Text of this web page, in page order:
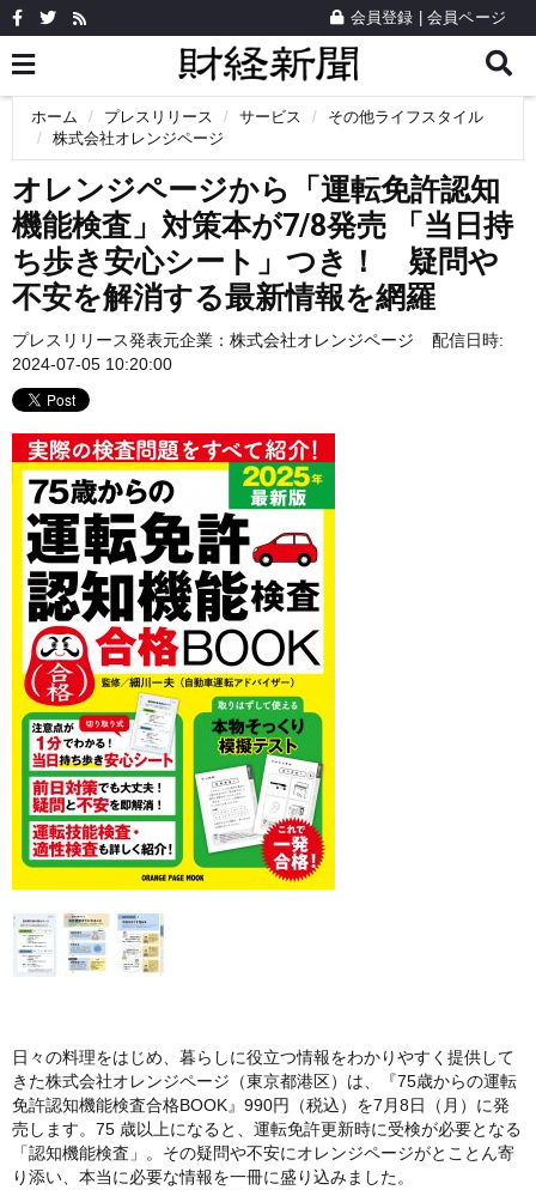
会員登録 会員ページ
ホーム プレスリリース サービス
その他ライフスタイル
株式会社オレンジページ
オレンジページから「運転免許認知
機能検査」対策本が7/8発売 「当日持
ち歩き安心シート」つき！ 疑問や
不安を解消する最新情報を網羅
プレスリリース発表元企業： 株式会社オレンジページ
配信日時:
2024-07-05 10:20:00
日々の料理をはじめ、暮らしに役立つ情報をわかりやすく提供して
きた株式会社オレンジページ（東京都港区）は、『75歳からの運転
免許認知機能検査合格BOOK』990円（税込）を7月8日（月）に発
売します。75 歳以上になると、運転免許更新時に受検が必要となる
「認知機能検査」。その疑問や不安にオレンジページがとことん寄
り添い、本当に必要な情報を一冊に盛り込みました。